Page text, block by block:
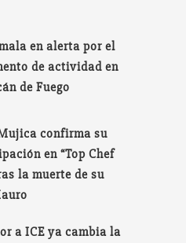
en alerta por el
de actividad en
de Fuego
confirma su
en “Top Chef
la muerte de su
a ICE ya cambia la